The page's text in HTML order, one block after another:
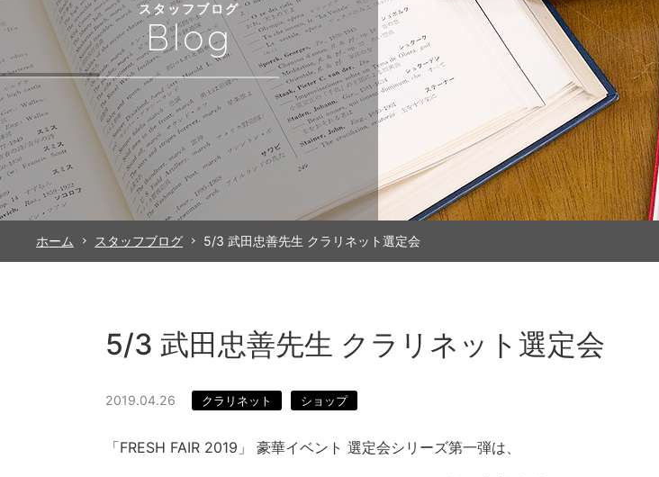
スタッフブログ
Blog
ホーム スタッフブログ 5/3 武田忠善先生 クラリネット選定会
5/3 武田忠善先生 クラリネット選定会
2019.04.26 クラリネット ショップ
「FRESH FAIR 2019」 豪華イベント 選定会シリーズ第一弾は、